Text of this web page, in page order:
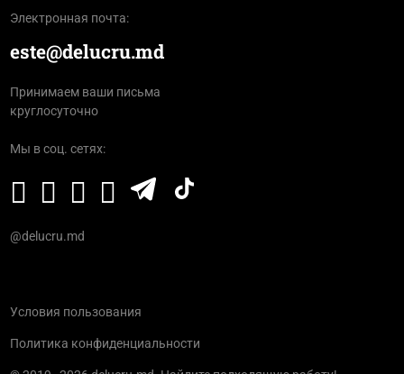
Электронная почта:
este@delucru.md
Принимаем ваши письма
круглосуточно
Мы в соц. сетях:
@delucru.md
Условия пользования
Политика конфиденциальности